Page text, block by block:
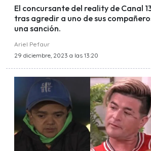
El concursante del reality de Canal
tras agredir a uno de sus
una sanción.
Ariel Pefaur
29 diciembre, 2023 a las 13:20